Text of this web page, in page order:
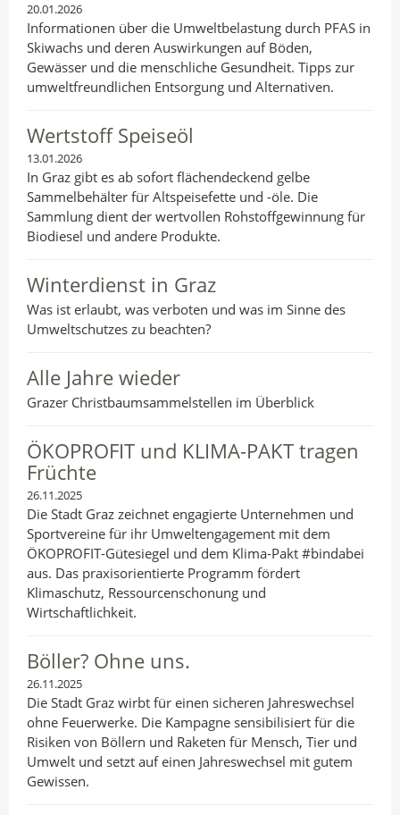
20.01.2026
Informationen über die Umweltbelastung durch PFAS in
Skiwachs und deren Auswirkungen auf Böden,
Gewässer und die menschliche Gesundheit. Tipps zur
umweltfreundlichen Entsorgung und Alternativen.
Wertstoff Speiseöl
13.01.2026
In Graz gibt es ab sofort flächendeckend gelbe
Sammelbehälter für Altspeisefette und -öle. Die
Sammlung dient der wertvollen Rohstoffgewinnung für
Biodiesel und andere Produkte.
Winterdienst in Graz
Was ist erlaubt, was verboten und was im Sinne des
Umweltschutzes zu beachten?
Alle Jahre wieder
Grazer Christbaumsammelstellen im Überblick
ÖKOPROFIT und KLIMA-PAKT tragen
Früchte
26.11.2025
Die Stadt Graz zeichnet engagierte Unternehmen und
Sportvereine für ihr Umweltengagement mit dem
ÖKOPROFIT-Gütesiegel und dem Klima-Pakt #bindabei
aus. Das praxisorientierte Programm fördert
Klimaschutz, Ressourcenschonung und
Wirtschaftlichkeit.
Böller? Ohne uns.
26.11.2025
Die Stadt Graz wirbt für einen sicheren Jahreswechsel
ohne Feuerwerke. Die Kampagne sensibilisiert für die
Risiken von Böllern und Raketen für Mensch, Tier und
Umwelt und setzt auf einen Jahreswechsel mit gutem
Gewissen.